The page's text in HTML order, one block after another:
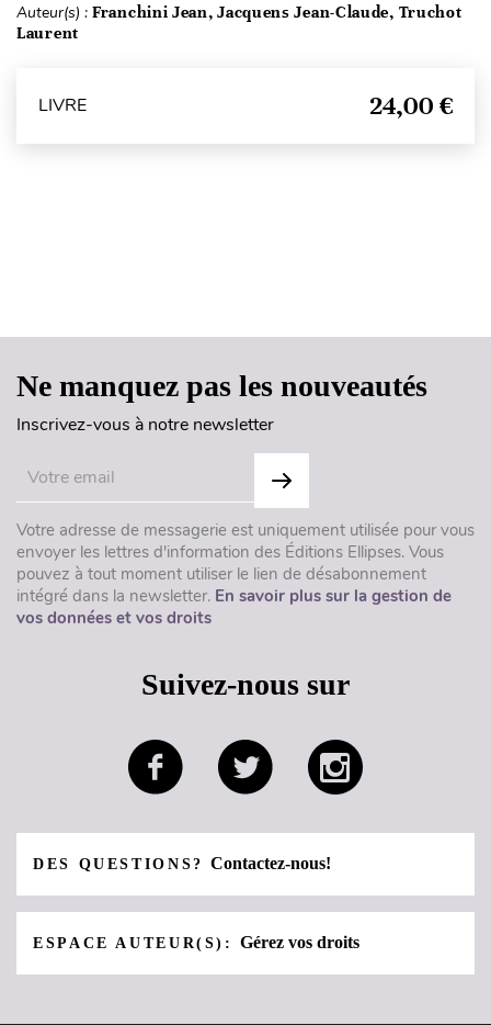
Auteur(s) : Franchini Jean, Jacquens Jean-Claude, Truchot
Laurent
LIVRE 24,00 €
Ne manquez pas les nouveautés
Inscrivez-vous à notre newsletter
Votre adresse de messagerie est uniquement utilisée pour vous
envoyer les lettres d'information des Éditions Ellipses. Vous
pouvez à tout moment utiliser le lien de désabonnement
intégré dans la newsletter. En savoir plus sur la gestion de
vos données et vos droits
Suivez-nous sur
DES QUESTIONS?Contactez-nous!
ESPACE AUTEUR(S):Gérez vos droits